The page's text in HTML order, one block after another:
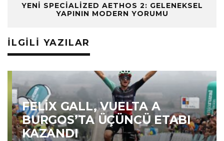
YENI SPECIALIZED AETHOS 2: GELENEKSEL
YAPININ MODERN YORUMU
İLGILI YAZILAR
FELIX GALL, VUELTA A
BURGOS’TA ÜÇÜNCÜ ETABI
KAZANDI